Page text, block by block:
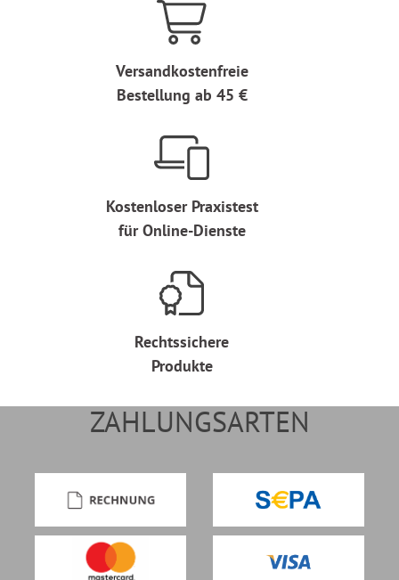
Versandkostenfreie
Bestellung ab 45 €
Kostenloser Praxistest
für Online-Dienste
Rechtssichere
Produkte
ZAHLUNGSARTEN